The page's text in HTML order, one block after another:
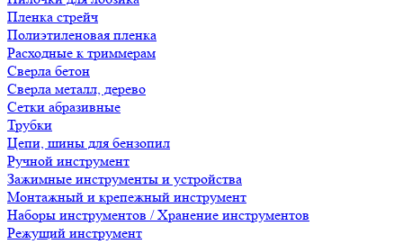
Пленка стрейч
Полиэтиленовая пленка
Расходные к триммерам
Сверла бетон
Сверла металл, дерево
Сетки абразивные
Трубки
Цепи, шины для бензопил
Ручной инструмент
Зажимные инструменты и устройства
Монтажный и крепежный инструмент
Наборы инструментов / Хранение инструментов
Режущий инструмент